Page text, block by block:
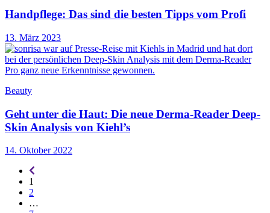
Handpflege: Das sind die besten Tipps vom Profi
13. März 2023
Beauty
Geht unter die Haut: Die neue Derma-Reader Deep-
Skin Analysis von Kiehl’s
14. Oktober 2022
1
2
…